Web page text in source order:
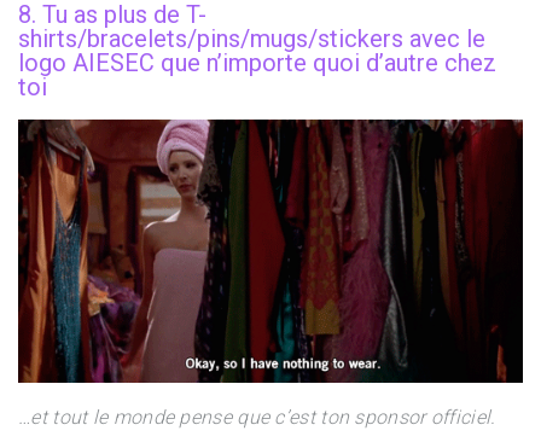
8. Tu as plus de T-
shirts/bracelets/pins/mugs/stickers avec le
logo AIESEC que n’importe quoi d’autre chez
toi
…et tout le monde pense que c’est ton sponsor officiel.